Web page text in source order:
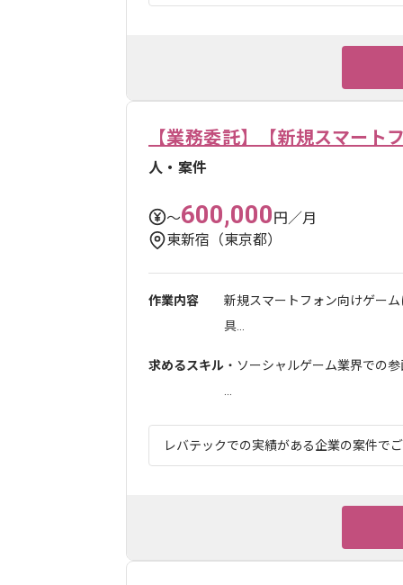
【業務委託】【新規スマート
人・案件
〜600,000円／月
東新宿（東京都）
作業内容
新規スマートフォン向けゲー
具...
求めるスキル ・ソーシャルゲーム業界での
レバテックでの実績がある企業の案件で